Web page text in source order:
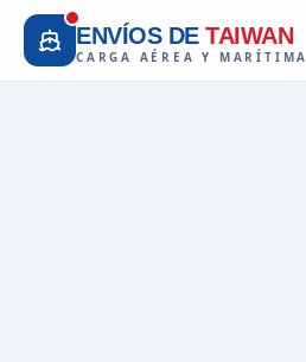
ENVÍOS DE TAIWAN
CARGA AÉREA Y MARÍTIMA